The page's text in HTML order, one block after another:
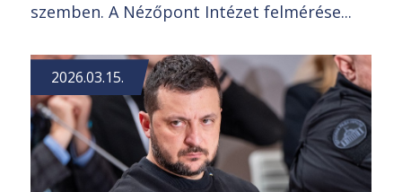
szemben. A Nézőpont Intézet felmérése...
2026.03.15.